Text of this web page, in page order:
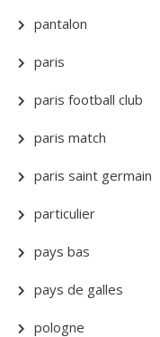
pantalon
paris
paris football club
paris match
paris saint germain
particulier
pays bas
pays de galles
pologne